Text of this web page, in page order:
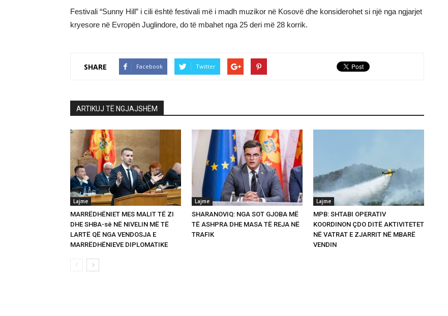
Festivali “Sunny Hill” i cili është festivali më i madh muzikor në Kosovë dhe konsiderohet si një nga ngjarjet
kryesore në Evropën Juglindore, do të mbahet nga 25 deri më 28 korrik.
SHARE Facebook Twitter
ARTIKUJ TË NGJAJSHËM
Lajme
MARRËDHËNIET MES MALIT TË ZI
DHE SHBA-së NË NIVELIN MË TË
LARTË QË NGA VENDOSJA E
MARRËDHËNIEVE DIPLOMATIKE
Lajme
SHARANOVIQ: NGA SOT GJOBA MË
TË ASHPRA DHE MASA TË REJA NË
TRAFIK
Lajme
MPB: SHTABI OPERATIV
KOORDINON ÇDO DITË AKTIVITETET
NË VATRAT E ZJARRIT NË MBARË
VENDIN